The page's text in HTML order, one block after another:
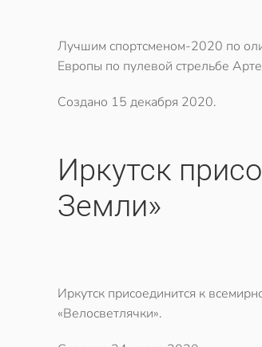
Лучшим спортсменом-2020 по
Европы по пулевой стрельбе
Создано 15 декабря 2020.
​Иркутск
Земли»
Иркутск присоединится к
«Велосветлячки».